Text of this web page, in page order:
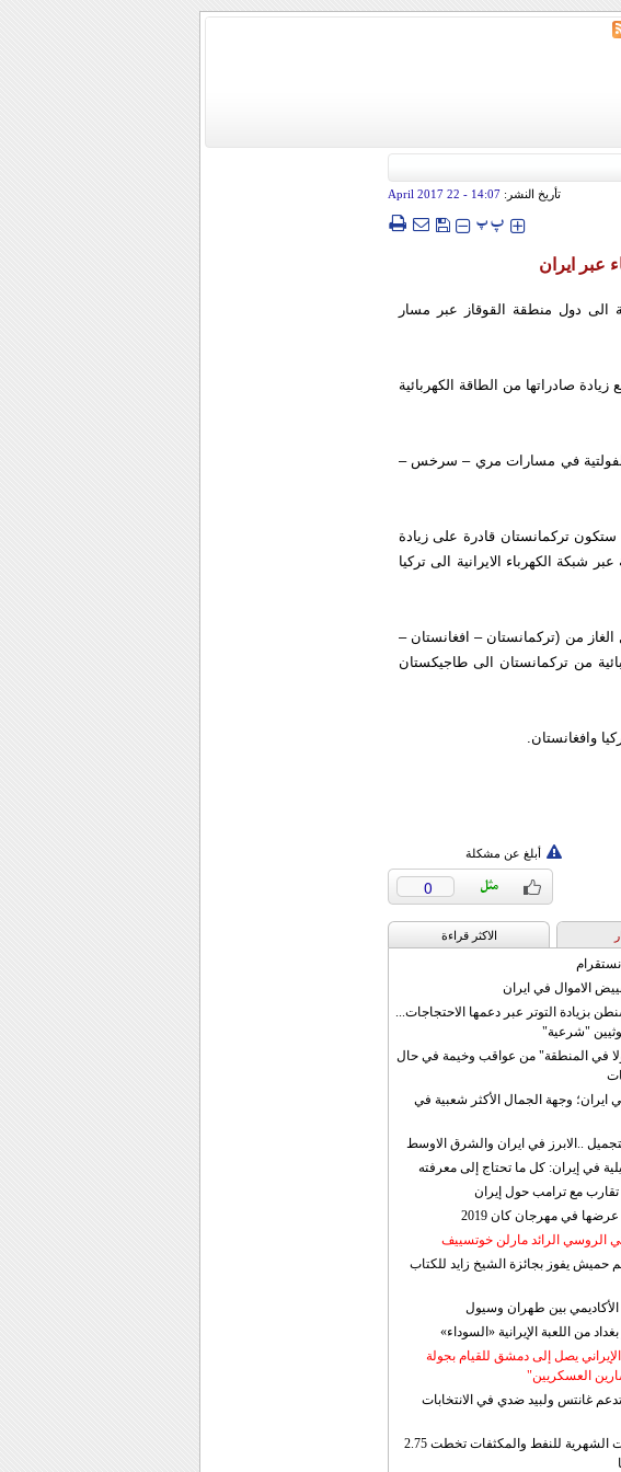
تأريخ النشر:14:07
- 22 April 2017
‍‍‍ پپ
عبر ايران
الى دول منطقة القوقاز عبر مسار
صادراتها من الطاقة الكهربائية
الفولتية في مسارات مري – سرخس –
ستكون تركمانستان قادرة على زيادة
شبكة الكهرباء الايرانية الى تركيا
من (تركمانستان – افغانستان –
من تركمانستان الى طاجيكستان
وافغانستان.
أبلغ عن مشكلة
0
الاکثر قراءة
الاموال في ايران
بزيادة التوتر عبر دعمها الاحتجاجات...
"شرعية"
في المنطقة" من عواقب وخيمة في حال
ايران؛ وجهة الجمال الأكثر شعبية في
..الابرز في ايران والشرق الاوسط
في إيران: كل ما تحتاج إلى معرفته
مع ترامب حول إيران
الروسي الرائد مارلن خوتسييف
حميش يفوز بجائزة الشيخ زايد للكتاب
الأكاديمي بين طهران وسيول
من اللعبة الإيرانية «السوداء»
يصل إلى دمشق للقيام بجولة
العسكريين"
تدعم غانتس ولبيد ضدي في الانتخابات
إيران: الصادرات الشهریة للنفط والمكثفات تخطت 2.75